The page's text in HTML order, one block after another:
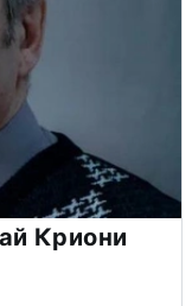
Криони